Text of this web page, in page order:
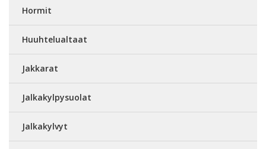
Hormit
Huuhtelualtaat
Jakkarat
Jalkakylpysuolat
Jalkakylvyt